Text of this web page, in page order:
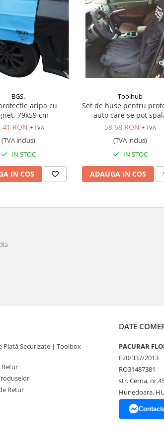
BGS.
aripa cu
79x59 cm
RON + TVA
(TVA inclus)
IN STOC
IN COS
Toolhub
Set de huse pentru
auto care se pot
58,68 RON + TVA
(TVA inclus)
IN STOC
ADAUGA IN COS
Plată Securizate | Toolbox
Retur
Retur
DATE
PACURAR
F20/337/2013
RO31487381
str. Cerna,
Hunedoara,